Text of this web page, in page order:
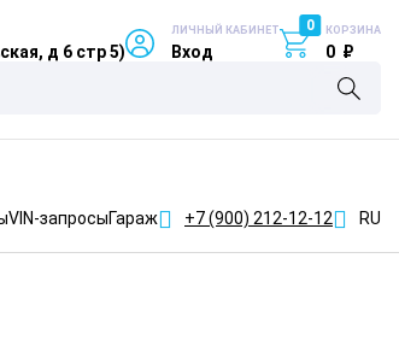
д 6 стр 5)
ЛИЧНЫЙ КАБИНЕТ
Вход
0 КОРЗИНА
0 ₽
VIN-запросыГараж +7 (900) 212-12-12 RU